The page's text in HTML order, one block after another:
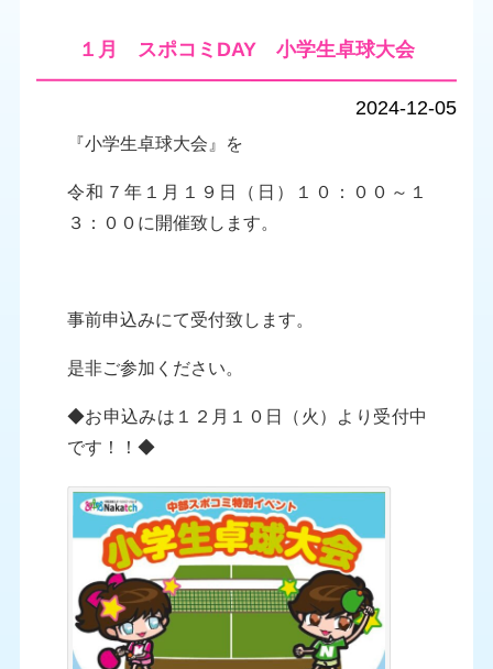
１月 スポコミDAY 小学生卓球大会
2024-12-05
『小学生卓球大会』を
令和７年１月１９日（日）１０：００～１
３：００に開催致します。
事前申込みにて受付致します。
是非ご参加ください。
◆お申込みは１２月１０日（火）より受付中
です！！◆